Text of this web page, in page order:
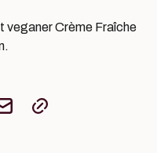
veganer Crème Fraîche